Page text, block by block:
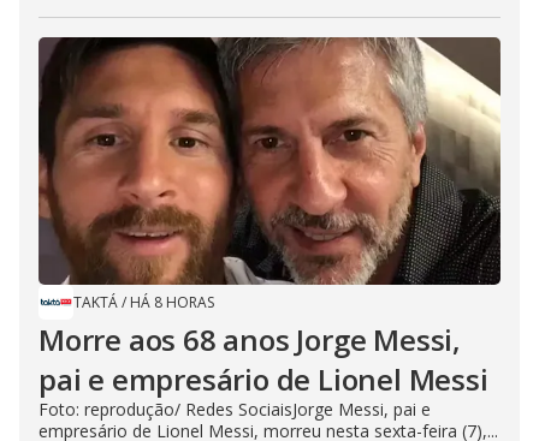
TAKTÁ/ HÁ 8 HORAS
Morre aos 68 anos Jorge Messi,
pai e empresário de Lionel Messi
Foto: reprodução/ Redes SociaisJorge Messi, pai e
empresário de Lionel Messi, morreu nesta sexta-feira (7),...